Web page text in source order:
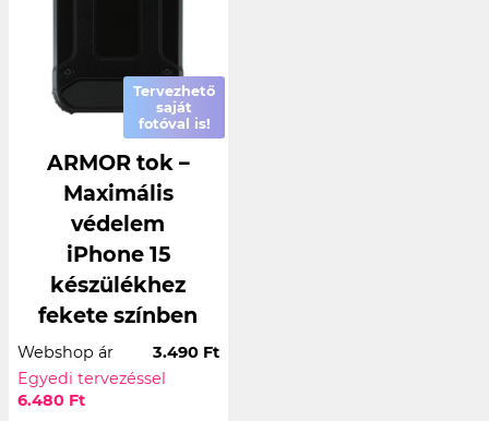
Tervezhető
saját
fotóval is!
ARMOR tok –
Maximális
védelem
iPhone 15
készülékhez
fekete színben
Webshop ár
3.490 Ft
Egyedi tervezéssel
6.480 Ft